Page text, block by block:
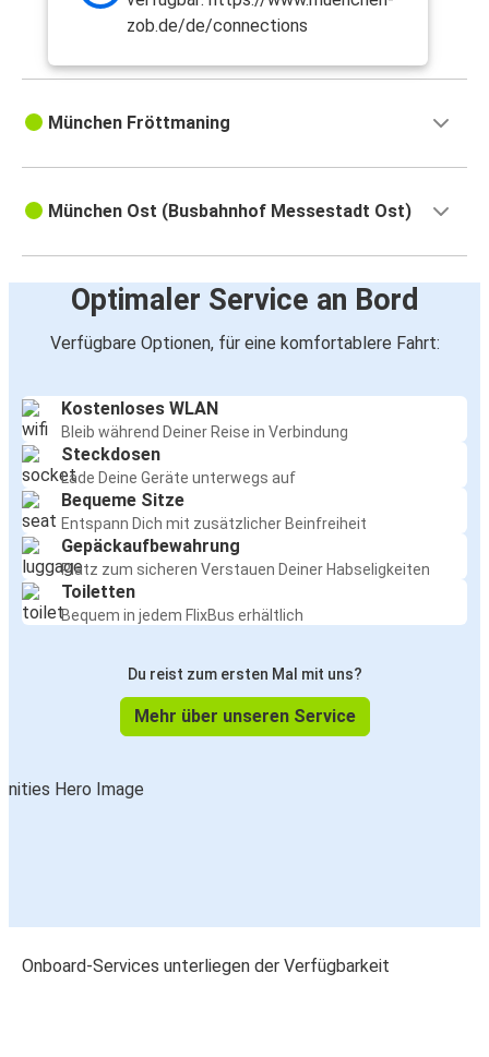
zob.de/de/connections
München Fröttmaning
München Ost (Busbahnhof Messestadt Ost)
Optimaler Service an Bord
Verfügbare Optionen, für eine komfortablere Fahrt:
Kostenloses WLAN
Bleib während Deiner Reise in Verbindung
Steckdosen
Lade Deine Geräte unterwegs auf
Bequeme Sitze
Entspann Dich mit zusätzlicher Beinfreiheit
Gepäckaufbewahrung
Platz zum sicheren Verstauen Deiner Habseligkeiten
Toiletten
Bequem in jedem FlixBus erhältlich
Du reist zum ersten Mal mit uns?
Mehr über unseren Service
Onboard-Services unterliegen der Verfügbarkeit